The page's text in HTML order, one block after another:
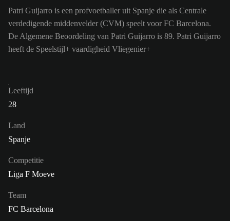
Patri Guijarro is een profvoetballer uit Spanje die als Centrale
verdedigende middenvelder (CVM) speelt voor FC Barcelona.
De Algemene Beoordeling van Patri Guijarro is 89. Patri Guijarro
heeft de Speelstijl+ vaardigheid Vliegenier+
Leeftijd
28
Land
Spanje
Competitie
Liga F Moeve
Team
FC Barcelona